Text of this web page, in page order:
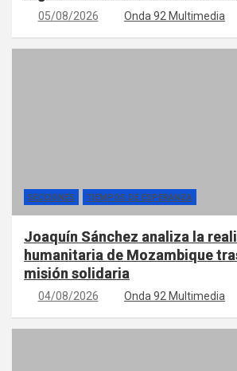
05/08/2026 Onda 92 Multimedia
SECCIONES TIEMPOS DE ESPERANZA
Joaquín Sánchez analiza la
humanitaria de Mozambique
misión solidaria
04/08/2026 Onda 92 Multimedia